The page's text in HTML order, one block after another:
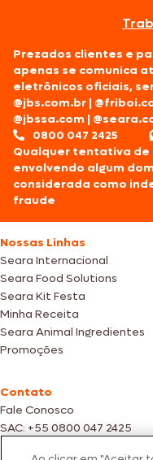
Prezados clientes e
apenas se comunica
eletrônicos oficiais,
@jbs.com.br |
@jbssa.com |
0800 047 2425
Qualquer tentativa
envolvendo algum
considerada como
fraude
Nossas Linhas
Seara Internacional
Seara Food Solutions
Seara Kit Festa
Minha Receita
Seara Animal Ingredientes
Promoções
Contato
Fale Conosco
SAC: +55 0800 047 2425